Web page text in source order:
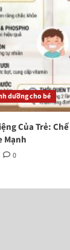
dưỡng cho bé
Của Trẻ:
Mạnh
0